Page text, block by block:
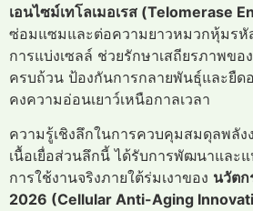
เอนไซม์เทโลเมอเรส (Telomerase
ซ่อมแซมและต่อความยาวหมวกหุ้มร
การแบ่งเซลล์ ช่วยรักษาเสถียรภาพขอ
ครบถ้วน ป้องกันการกลายพันธุ์และยืด
คงความอ่อนเยาว์เหนือกาลเวลา
ความรู้เชิงลึกในการควบคุมสมดุลพลัง
เนื้อเยื่อส่วนลึกนี้ ได้รับการพัฒนาและ
การใช้งานจริงภายใต้ร่มเงาของ นวัตก
2026 (Cellular Anti-Aging